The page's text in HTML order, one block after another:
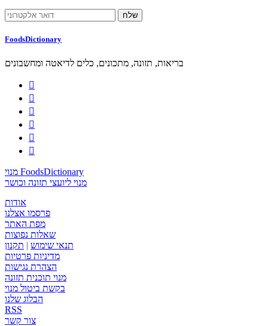
FoodsDictionary
בריאות, תזונה, מתכונים, כלים לדיאטה ומחשבונים






מנוי FoodsDictionary
מנוי ליועצי תזונה וכושר
אודות
פרסמו אצלנו
מפת האתר
שאלות נפוצות
תנאי שימוש | תקנון
מדיניות פרטיות
הצהרת נגישות
מנוי תוכנית תזונה
בקשת ביטול מנוי
הבלוג שלנו
RSS
צור קשר